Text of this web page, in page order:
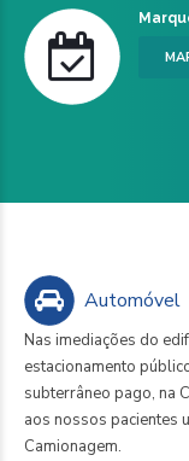
Automóvel
Nas imediações do
estacionamento
subterrâneo pago, na
aos nossos pacientes
Camionagem.